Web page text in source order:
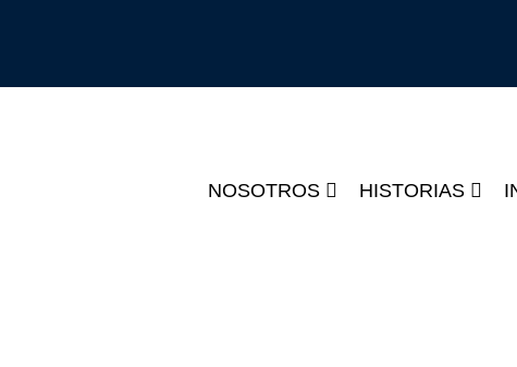
NOSOTROS HISTORIAS